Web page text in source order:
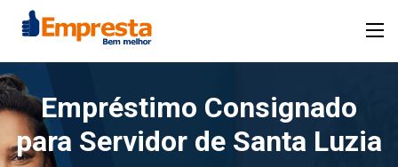
Empréstimo Consignado
para Servidor de Santa Luzia